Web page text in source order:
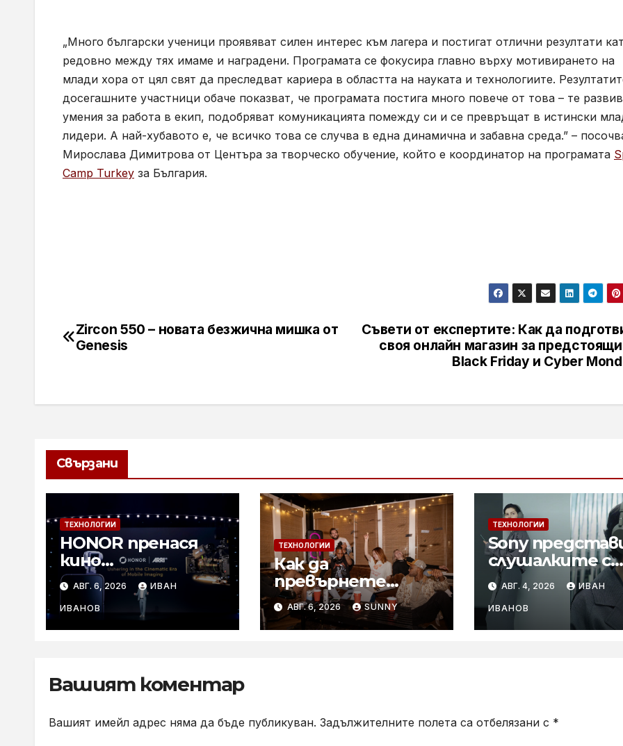
„Много български ученици проявяват силен интерес към лагера и постигат отлични резултати
редовно между тях имаме и наградени. Програмата се фокусира главно върху мотивирането на
млади хора от цял свят да преследват кариера в областта на науката и технологиите.
досегашните участници обаче показват, че програмата постига много повече от това – те
умения за работа в екип, подобряват комуникацията помежду си и се превръщат в истински
лидери. А най-хубавото е, че всичко това се случва в една динамична и забавна среда.” –
Мирослава Димитрова от Центъра за творческо обучение, който е координатор на програмата
Camp Turkey за България.
Навигация
Съвети от експертите: Как да
своя онлайн магазин за
Black Friday и Cyber
Zircon 550 – новата безжична мишка от
Genesis
Свързани
ТЕХНОЛОГИИ
HONOR пренася
кино
технологиите на
ARRI в мобилното
творчество на
събитието
АВГ. 6, 2026 ИВАН
ИВАНОВ
ТЕХНОЛОГИИ
Как да
превърнете
летните
събирания в купон
с караоке система
АВГ. 6, 2026 SUNNY
ТЕХНОЛОГИИ
Sony
слушалките с
шумопотискане
WH-1000XM6 в
цвят „Olive
АВГ. 4, 2026 ИВАН
ИВАНОВ
Вашият коментар
Вашият имейл адрес няма да бъде публикуван. Задължителните полета са отбелязани с *